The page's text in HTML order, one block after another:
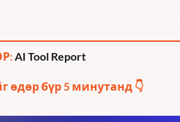
AI Tool Report
өдөр бүр 5 минутанд 👇